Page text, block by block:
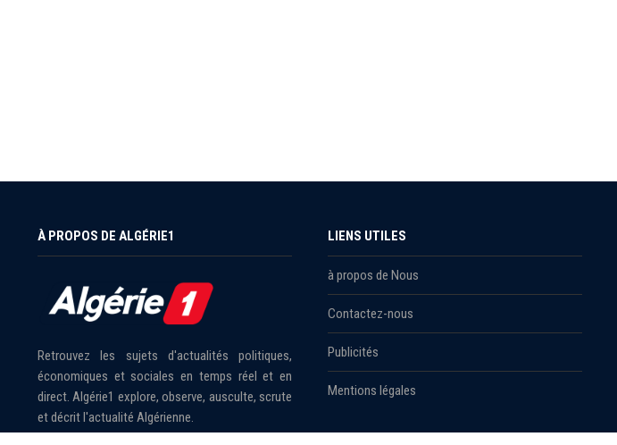
À PROPOS DE ALGÉRIE1
Retrouvez les sujets d'actualités politiques,
économiques et sociales en temps réel et en
direct. Algérie1 explore, observe, ausculte, scrute
et décrit l'actualité Algérienne.
LIENS UTILES
à propos de Nous
Contactez-nous
Publicités
Mentions légales